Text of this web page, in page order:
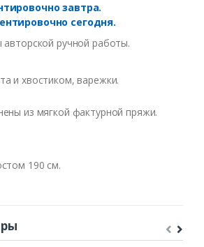
завтра.
сегодня.
авторской ручной работы.
и хвостиком, варежки.
из мягкой фактурной пряжи.
190 см.